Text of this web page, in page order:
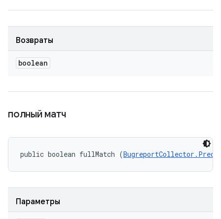
Возвраты
boolean
полный матч
public boolean fullMatch (
Параметры